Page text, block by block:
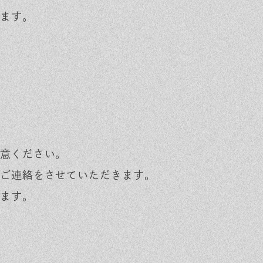
す。
ください。
連絡をさせていただきます。
す。